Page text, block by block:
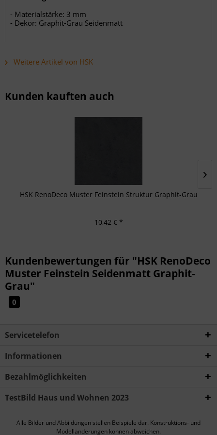
- Materialstärke: 3 mm
- Dekor: Graphit-Grau Seidenmatt
Weitere Artikel von HSK
Kunden kauften auch
HSK RenoDeco Muster Feinstein Struktur Graphit-Grau
10,42 € *
Kundenbewertungen für "HSK RenoDeco
Muster Feinstein Seidenmatt Graphit-
Grau"
0
Servicetelefon
Informationen
Bezahlmöglichkeiten
TestBild Haus und Wohnen 2023
Alle Bilder und Abbildungen stellen Beispiele dar. Konstruktions- und
Modelländerungen können abweichen.